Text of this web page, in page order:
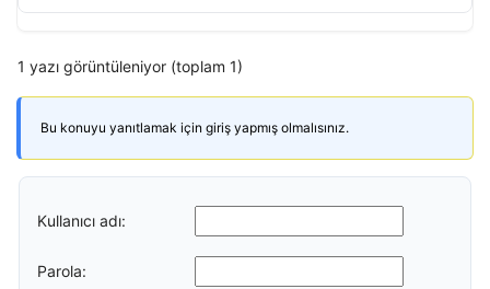
1 yazı görüntüleniyor (toplam 1)
Bu konuyu yanıtlamak için giriş yapmış olmalısınız.
Kullanıcı adı:
Parola: